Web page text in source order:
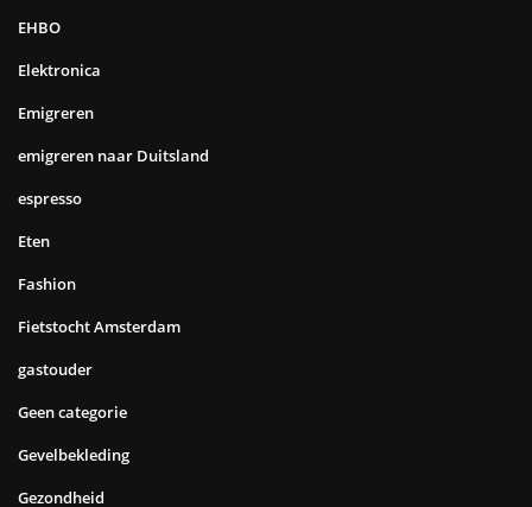
EHBO
Elektronica
Emigreren
emigreren naar Duitsland
espresso
Eten
Fashion
Fietstocht Amsterdam
gastouder
Geen categorie
Gevelbekleding
Gezondheid